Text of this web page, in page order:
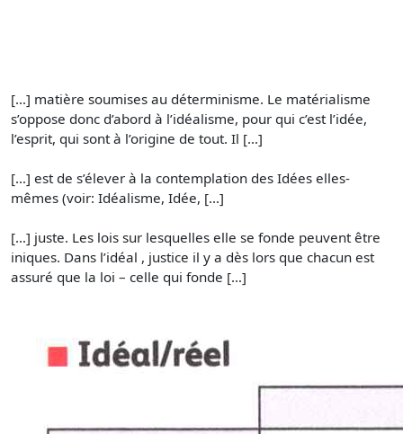
[…] matière soumises au déterminisme. Le matérialisme
s’oppose donc d’abord à l’idéalisme, pour qui c’est l’idée,
l’esprit, qui sont à l’origine de tout. Il […]
[…] est de s’élever à la contemplation des Idées elles-
mêmes (voir: Idéalisme, Idée, […]
[…] juste. Les lois sur lesquelles elle se fonde peuvent être
iniques. Dans l’idéal , justice il y a dès lors que chacun est
assuré que la loi – celle qui fonde […]